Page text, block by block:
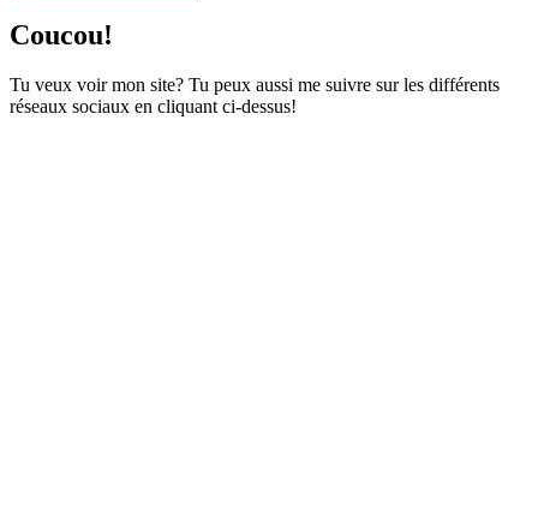
Coucou!
Tu veux voir mon site? Tu peux aussi me suivre sur les différents
réseaux sociaux en cliquant ci-dessus!